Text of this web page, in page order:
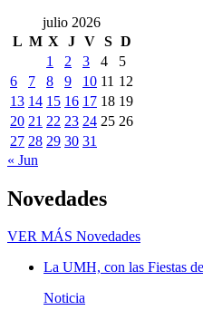
julio 2026
L M X J V S D
1
2 3 4
5
6
7 8 9 10 11 12
13 14 15 16 17 18 19
20 21 22 23 24 25 26
27 28 29 30 31
« Jun
Novedades
VER MÁS Novedades
La UMH, con las Fiestas
Noticia